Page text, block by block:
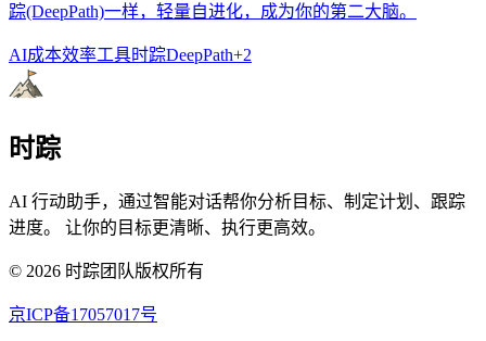
踪(DeepPath)一样，轻量自进化，成为你的第二大脑。
AI成本效率工具时踪DeepPath+2
时踪
AI 行动助手，通过智能对话帮你分析目标、制定计划、跟踪
进度。 让你的目标更清晰、执行更高效。
© 2026 时踪团队版权所有
京ICP备17057017号